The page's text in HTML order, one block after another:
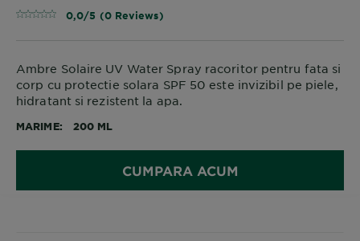
0,0/5 (0 Reviews)
Ambre Solaire UV Water Spray racoritor pentru fata si
corp cu protectie solara SPF 50 este invizibil pe piele,
hidratant si rezistent la apa.
MARIME 200 ML
CUMPARA ACUM